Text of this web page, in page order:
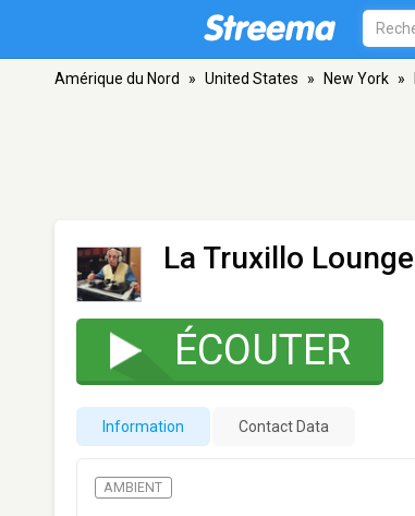
Amérique du Nord » United States » New York »
La Truxillo Lounge
ÉCOUTER
Information Contact Data
AMBIENT